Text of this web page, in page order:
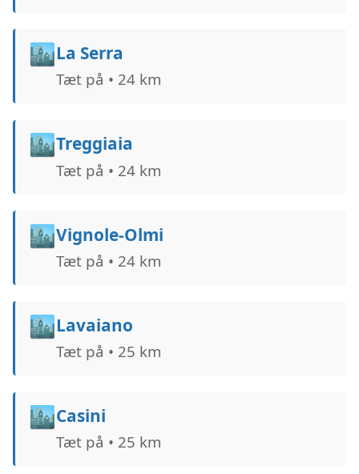
🏙️La Serra
Tæt på • 24 km
🏙️Treggiaia
Tæt på • 24 km
🏙️Vignole-Olmi
Tæt på • 24 km
🏙️Lavaiano
Tæt på • 25 km
🏙️Casini
Tæt på • 25 km